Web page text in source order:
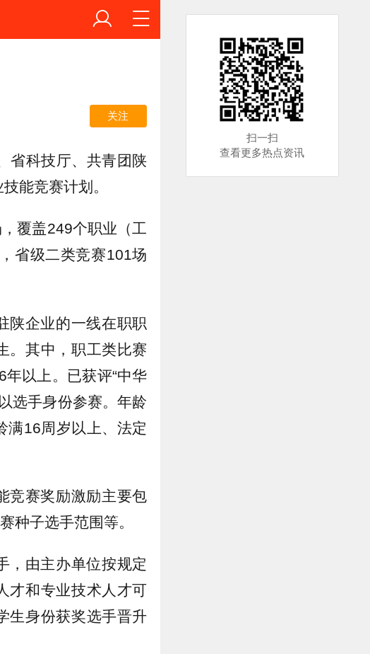
关注
省科技厅、共青团陕
能竞赛计划。
覆盖249个职业（工
省级二类竞赛101场
陕企业的一线在职职
。其中，职工类比赛
以上。已获评“中华
选手身份参赛。年龄
满16周岁以上、法定
竞赛奖励激励主要包
种子选手范围等。
，由主办单位按规定
才和专业技术人才可
生身份获奖选手晋升
扫一扫
查看更多热点资讯